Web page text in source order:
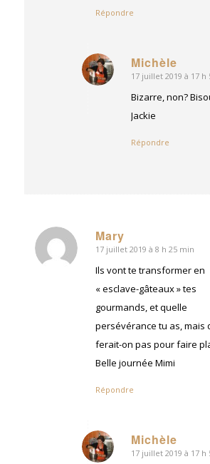
Répondre
Michèle
dit
17 juillet 2019 à 17 h
Bizarre, non?
Jackie
Répondre
Mary
dit
17 juillet 2019 à 8 h 25 min
Ils vont te transformer en
« esclave-gâteaux » tes
gourmands, et quelle
persévérance tu as, mais
ferait-on pas pour faire
Belle journée Mimi
Répondre
Michèle
dit
17 juillet 2019 à 17 h